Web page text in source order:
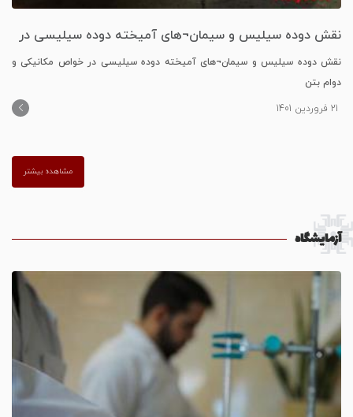
نقش دوده سیلیس و سیمان¬های آمیخته دوده سیلیسی در
خواص مکانیکی و دوام بتن
نقش دوده سیلیس و سیمان¬های آمیخته دوده سیلیسی در خواص مکانیکی و
دوام بتن
21 فروردین 1401
مشاهده بیشتر
آزمایشگاه